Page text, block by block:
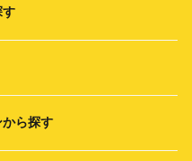
す
ら探す